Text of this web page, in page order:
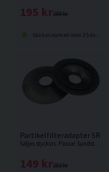
269 kr
195 kr
Skickas normalt inom 2-5 dagar
Partikelfilteradapter SR 500
Säljes styckvis. Passar Sundström SR 500
203 kr
149 kr